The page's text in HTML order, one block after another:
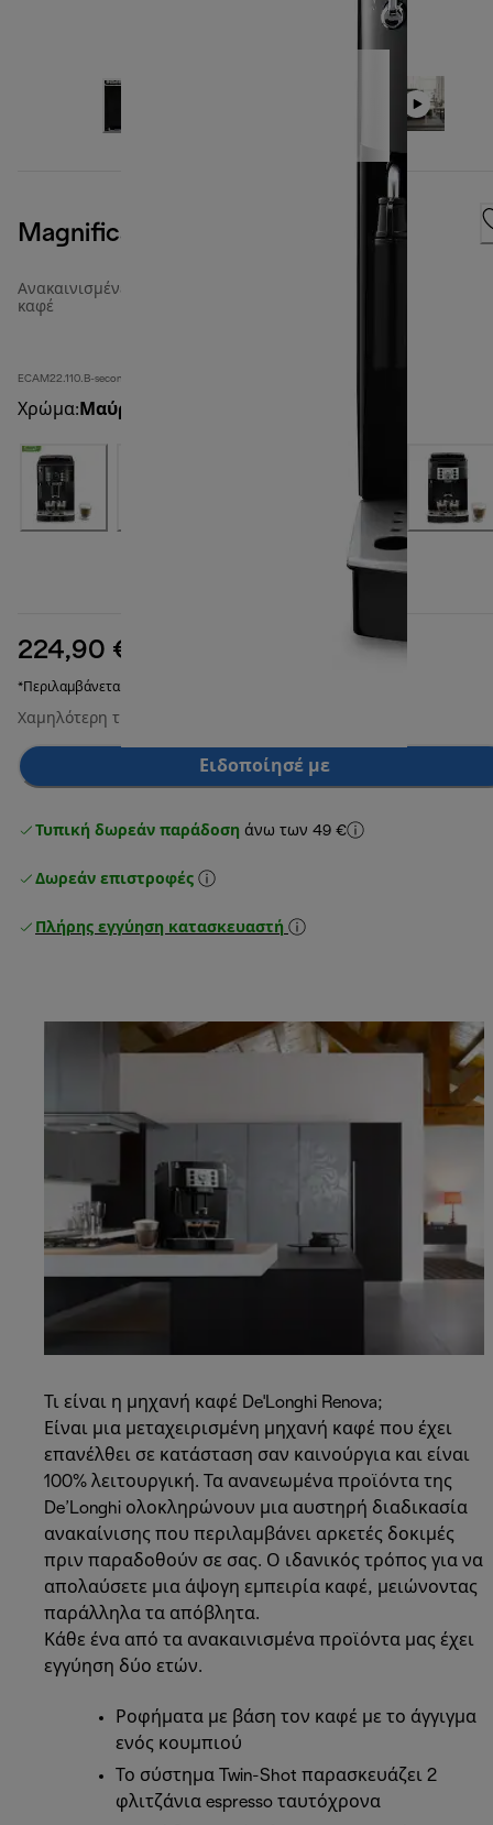
Magnifica S
Ανακαινισμένες πλήρως αυτόματες μηχανές
καφέ
ECAM22.110.B-second
Χρώμα: Μαύρο
224,90 € αρχική τιμή 399,90 €
*Περιλαμβάνεται ΦΠΑ
Χαμηλότερη τιμή τις τελευταίες 30 ημέρες
Ειδοποίησέ με
Τυπική δωρεάν παράδοση άνω των 49 €
Δωρεάν επιστροφές
Πλήρης εγγύηση κατασκευαστή
Τι είναι η μηχανή καφέ De'Longhi Renova;
Είναι μια μεταχειρισμένη μηχανή καφέ που έχει
επανέλθει σε κατάσταση σαν καινούργια και είναι
100% λειτουργική. Τα ανανεωμένα προϊόντα της
De’Longhi ολοκληρώνουν μια αυστηρή διαδικασία
ανακαίνισης που περιλαμβάνει αρκετές δοκιμές
πριν παραδοθούν σε σας. Ο ιδανικός τρόπος για να
απολαύσετε μια άψογη εμπειρία καφέ, μειώνοντας
παράλληλα τα απόβλητα.
Κάθε ένα από τα ανακαινισμένα προϊόντα μας έχει
εγγύηση δύο ετών.
Ροφήματα με βάση τον καφέ με το άγγιγμα
ενός κουμπιού
Το σύστημα Twin-Shot παρασκευάζει 2
φλιτζάνια espresso ταυτόχρονα